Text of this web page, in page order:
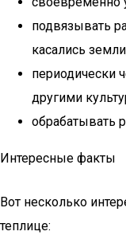
подвязывать
касались
периодически
другими
обрабатывать
Интересные факты
Вот несколько
теплице: